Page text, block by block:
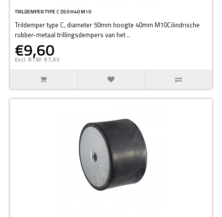
TRILDEMPER TYPE C D50 H40 M10
Trildemper type C, diameter 50mm hoogte 40mm M10Cilindrische
rubber-metaal trillingsdempers van het ..
€9,60
Excl. BTW: €7,93